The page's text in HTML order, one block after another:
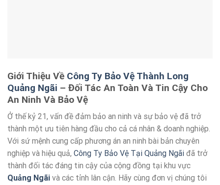
Giới Thiệu Về Công Ty Bảo Vệ Thành Long
Quảng Ngãi – Đối Tác An Toàn Và Tin Cậy Cho
An Ninh Và Bảo Vệ
Ở thế kỷ 21, vấn đề đảm bảo an ninh và sự bảo vệ đã trở
thành một ưu tiên hàng đầu cho cả cá nhân & doanh nghiệp.
Với sứ mệnh cung cấp phương án an ninh bài bản chuyên
nghiệp và hiệu quả, Công Ty Bảo Vệ Tại Quảng Ngãi đã trở
thành đối tác đáng tin cậy của cộng đồng tại khu vực
Quảng Ngãi và các tỉnh lân cận. Hãy cùng đơn vị chúng tôi